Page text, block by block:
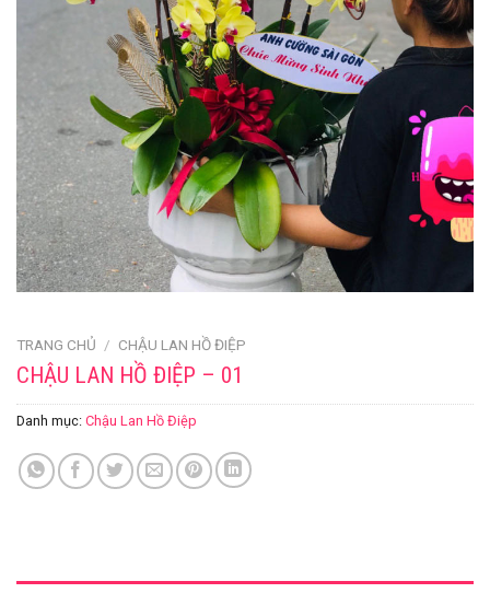
TRANG CHỦ / CHẬU LAN HỒ ĐIỆP
CHẬU LAN HỒ ĐIỆP – 01
Danh mục: Chậu Lan Hồ Điệp